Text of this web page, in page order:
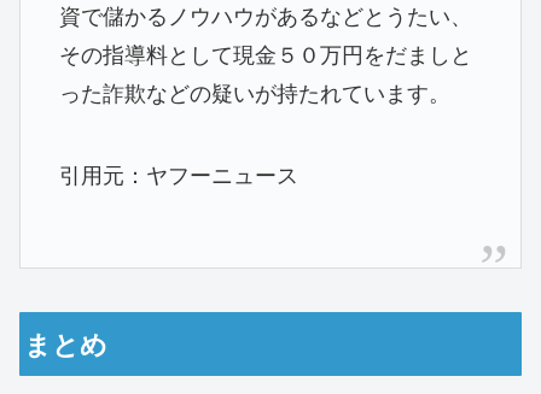
資で儲かるノウハウがあるなどとうたい、
その指導料として現金５０万円をだましと
った詐欺などの疑いが持たれています。
引用元：ヤフーニュース
まとめ